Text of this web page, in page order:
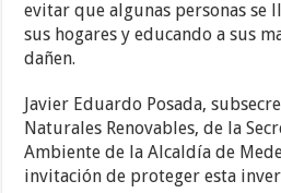
evitar que algunas personas se
sus hogares y educando a sus
dañen.
Javier Eduardo Posada,
Naturales Renovables, de la
Ambiente de la Alcaldía de
invitación de proteger esta